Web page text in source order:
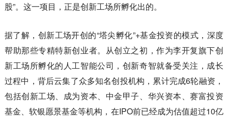
股”。这一项目，正是创新工场所孵化出的。
据了解，创新工场开创的“塔尖孵化”+基金投资的模式，深度
帮助那些专精特新创业者。从创立之初，作为李开复旗下创
新工场所孵化的人工智能公司，创新奇智就备受关注，成长
过程中，背后云集了众多知名创投机构，累计完成6轮融资，
包括创新工场、成为资本、中金甲子、华兴资本、赛富投资
基金、软银愿景基金等机构，在IPO前已经成为估值超过10亿